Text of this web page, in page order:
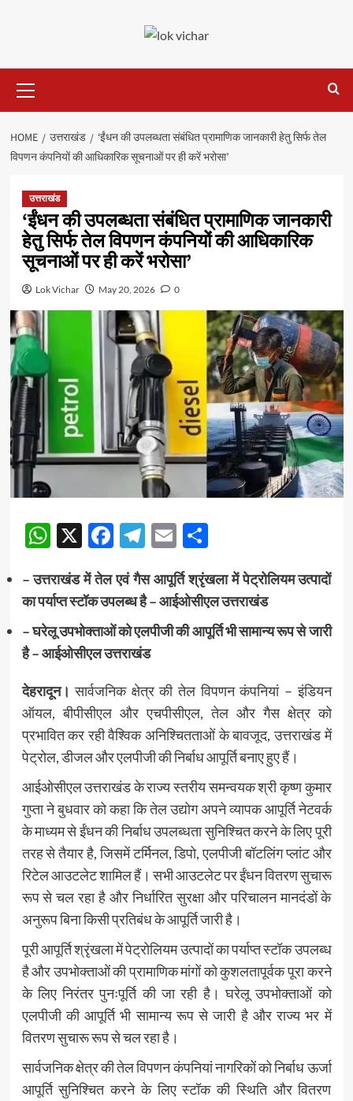
Menu
HOME उत्तराखंड
‘ईंधन की उपलब्धता संबंधित प्रामाणिक जानकारी हेतु सिर्फ तेल
विपणन कंपनियों की आधिकारिक सूचनाओं पर ही करें भरोसा’
उत्तराखंड
‘ईंधन की उपलब्धता संबंधित प्रामाणिक जानकारी
हेतु सिर्फ तेल विपणन कंपनियों की आधिकारिक
सूचनाओं पर ही करें भरोसा’
Lok Vichar May 20, 2026 0
WhatsApp
X Facebook
Telegram
EmailShare
– उत्तराखंड में तेल एवं गैस आपूर्ति श्रृंखला में पेट्रोलियम उत्पादों
का पर्याप्त स्टॉक उपलब्ध है – आईओसीएल उत्तराखंड
– घरेलू उपभोक्ताओं को एलपीजी की आपूर्ति भी सामान्य रूप से जारी
है – आईओसीएल उत्तराखंड
देहरादून। सार्वजनिक क्षेत्र की तेल विपणन कंपनियां – इंडियन
ऑयल, बीपीसीएल और एचपीसीएल, तेल और गैस क्षेत्र को
प्रभावित कर रही वैश्विक अनिश्चितताओं के बावजूद, उत्तराखंड में
पेट्रोल, डीजल और एलपीजी की निर्बाध आपूर्ति बनाए हुए हैं।
आईओसीएल उत्तराखंड के राज्य स्तरीय समन्वयक श्री कृष्ण कुमार
गुप्ता ने बुधवार को कहा कि तेल उद्योग अपने व्यापक आपूर्ति नेटवर्क
के माध्यम से ईंधन की निर्बाध उपलब्धता सुनिश्चित करने के लिए पूरी
तरह से तैयार है, जिसमें टर्मिनल, डिपो, एलपीजी बॉटलिंग प्लांट और
रिटेल आउटलेट शामिल हैं। सभी आउटलेट पर ईंधन वितरण सुचारू
रूप से चल रहा है और निर्धारित सुरक्षा और परिचालन मानदंडों के
अनुरूप बिना किसी प्रतिबंध के आपूर्ति जारी है।
पूरी आपूर्ति श्रृंखला में पेट्रोलियम उत्पादों का पर्याप्त स्टॉक उपलब्ध
है और उपभोक्ताओं की प्रामाणिक मांगों को कुशलतापूर्वक पूरा करने
के लिए निरंतर पुनःपूर्ति की जा रही है। घरेलू उपभोक्ताओं को
एलपीजी की आपूर्ति भी सामान्य रूप से जारी है और राज्य भर में
वितरण सुचारू रूप से चल रहा है।
सार्वजनिक क्षेत्र की तेल विपणन कंपनियां नागरिकों को निर्बाध ऊर्जा
आपूर्ति सुनिश्चित करने के लिए स्टॉक की स्थिति और वितरण